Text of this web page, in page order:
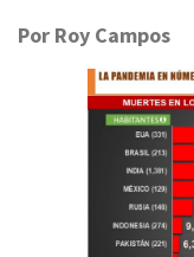
Por Roy Campos